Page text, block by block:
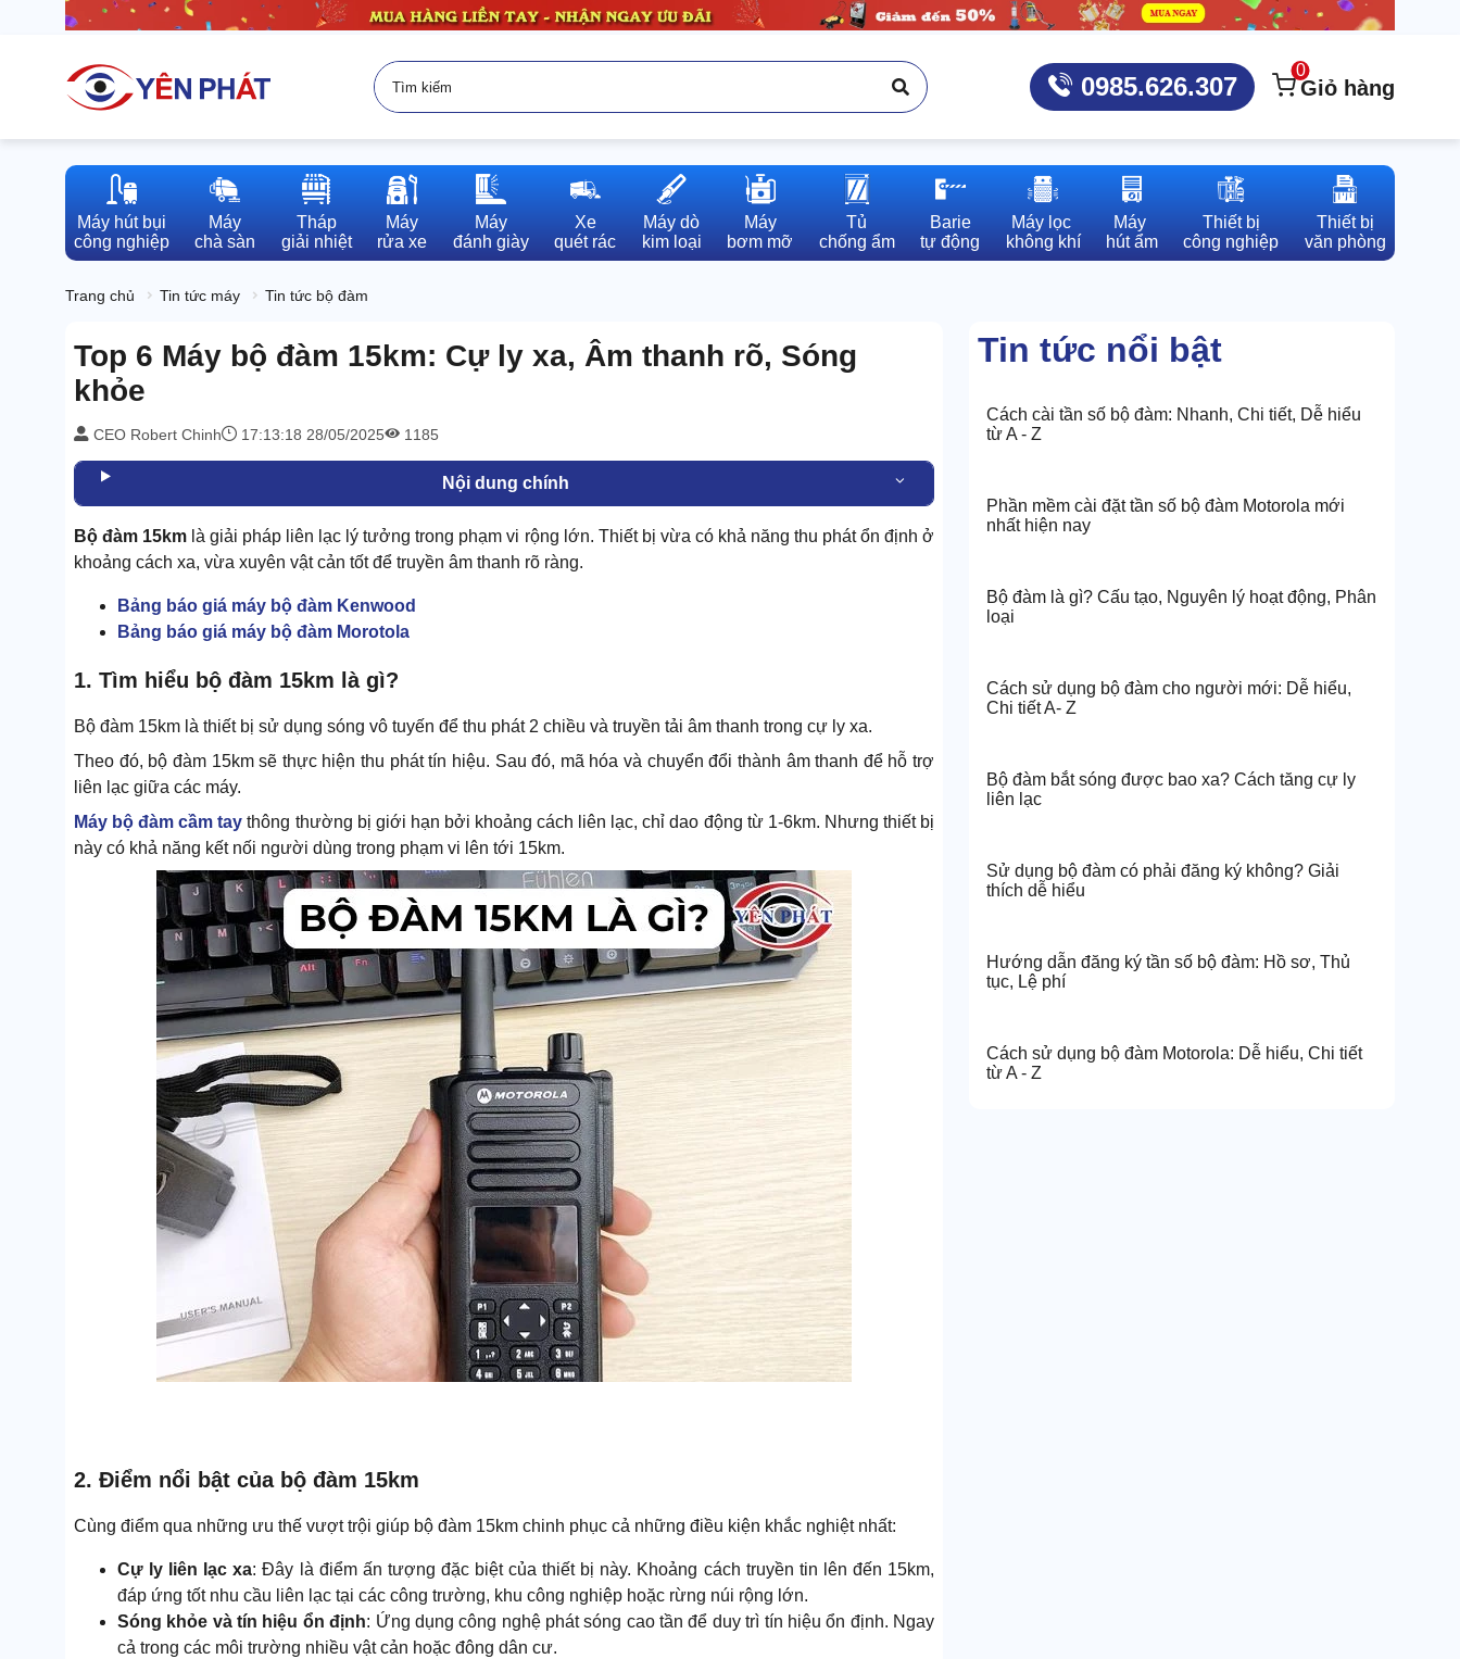
0985.626.307
0
Giỏ hàng
Máy hút bụi
công nghiệp
Máy
chà sàn
Tháp
giải nhiệt
Máy
rửa xe
Máy
đánh giày
Xe
quét rác
Máy dò
kim loại
Máy
bơm mỡ
Tủ
chống ẩm
Barie
tự động
Máy lọc
không khí
Máy
hút ẩm
Thiết bị
công nghiệp
Thiết bị
văn phòng
Trang chủ Tin tức máy Tin tức bộ đàm
Top 6 Máy bộ đàm 15km: Cự ly xa, Âm thanh rõ, Sóng
khỏe
CEO Robert Chinh 17:13:18 28/05/2025 1185
Nội dung chính
Bộ đàm 15km là giải pháp liên lạc lý tưởng trong phạm vi rộng lớn. Thiết bị vừa có khả năng thu phát ổn định ở
khoảng cách xa, vừa xuyên vật cản tốt để truyền âm thanh rõ ràng.
Bảng báo giá máy bộ đàm Kenwood
Bảng báo giá máy bộ đàm Morotola
1. Tìm hiểu bộ đàm 15km là gì?
Bộ đàm 15km là thiết bị sử dụng sóng vô tuyến để thu phát 2 chiều và truyền tải âm thanh trong cự ly xa.
Theo đó, bộ đàm 15km sẽ thực hiện thu phát tín hiệu. Sau đó, mã hóa và chuyển đổi thành âm thanh để hỗ trợ
liên lạc giữa các máy.
Máy bộ đàm cầm tay thông thường bị giới hạn bởi khoảng cách liên lạc, chỉ dao động từ 1-6km. Nhưng thiết bị
này có khả năng kết nối người dùng trong phạm vi lên tới 15km.
2. Điểm nổi bật của bộ đàm 15km
Cùng điểm qua những ưu thế vượt trội giúp bộ đàm 15km chinh phục cả những điều kiện khắc nghiệt nhất:
Cự ly liên lạc xa: Đây là điểm ấn tượng đặc biệt của thiết bị này. Khoảng cách truyền tin lên đến 15km,
đáp ứng tốt nhu cầu liên lạc tại các công trường, khu công nghiệp hoặc rừng núi rộng lớn.
Sóng khỏe và tín hiệu ổn định: Ứng dụng công nghệ phát sóng cao tần để duy trì tín hiệu ổn định. Ngay
cả trong các môi trường nhiều vật cản hoặc đông dân cư.
Tin tức nổi bật
Cách cài tần số bộ đàm: Nhanh, Chi tiết, Dễ hiểu
từ A - Z
Phần mềm cài đặt tần số bộ đàm Motorola mới
nhất hiện nay
Bộ đàm là gì? Cấu tạo, Nguyên lý hoạt động, Phân
loại
Cách sử dụng bộ đàm cho người mới: Dễ hiểu,
Chi tiết A- Z
Bộ đàm bắt sóng được bao xa? Cách tăng cự ly
liên lạc
Sử dụng bộ đàm có phải đăng ký không? Giải
thích dễ hiểu
Hướng dẫn đăng ký tần số bộ đàm: Hồ sơ, Thủ
tục, Lệ phí
Cách sử dụng bộ đàm Motorola: Dễ hiểu, Chi tiết
từ A - Z